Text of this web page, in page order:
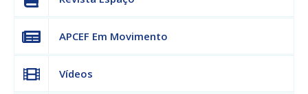
APCEF Em Movimento
Vídeos